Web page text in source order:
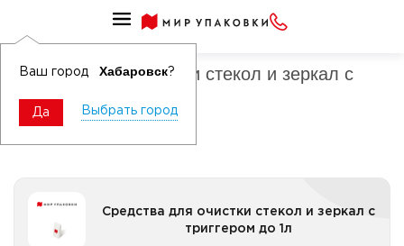
Ваш город Хабаровск?
Да Выбрать город
Средства для очистки стекол и зеркал с
Средства для очистки стекол и зеркал с
триггером до 1л
Средства для очистки стекол и зеркал с триггером
до 1л